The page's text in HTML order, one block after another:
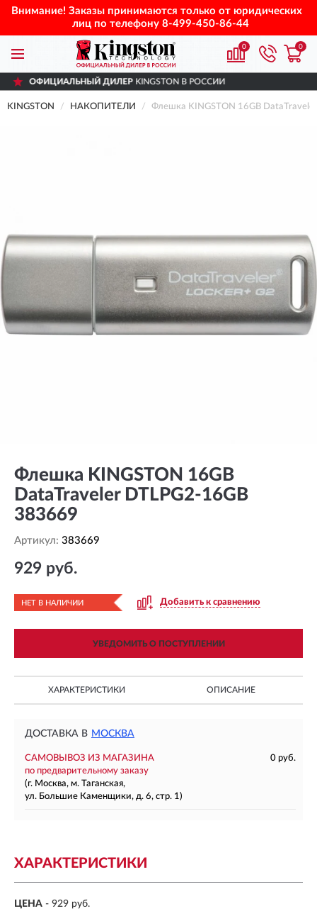
Внимание! Заказы принимаются только от юридических
лиц по телефону 8-499-450-86-44
0 0
ДИЛЕРKINGSTON В РОССИИ
KINGSTON НАКОПИТЕЛИ Флешка KINGSTON 16GB
Флешка KINGSTON 16GB
DataTraveler DTLPG2-16GB
383669
Артикул: 383669
929 руб.
НЕТ В НАЛИЧИИ Добавить к сравнению
УВЕДОМИТЬ О ПОСТУПЛЕНИИ
ХАРАКТЕРИСТИКИ ОПИСАНИЕ
ДОСТАВКА В МОСКВА
САМОВЫВОЗ ИЗ МАГАЗИНА
0 руб.
по предварительному заказу
(г. Москва, м. Таганская,
ул. Большие Каменщики, д. 6, стр. 1)
ХАРАКТЕРИСТИКИ
ЦЕНА - 929 руб.